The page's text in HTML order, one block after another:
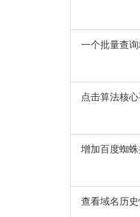
一个批量查
点击算法核
增加百度蜘
查看域名历